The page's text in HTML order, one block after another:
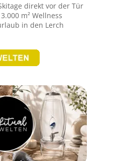
direkt vor der Tür
m² Wellness
in den Lerch